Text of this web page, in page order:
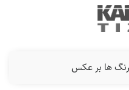
رنگ ها بر عکس